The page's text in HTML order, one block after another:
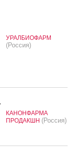
УРАЛБИОФАРМ
(Россия)
КАНОНФАРМА
ПРОДАКШН (Россия)